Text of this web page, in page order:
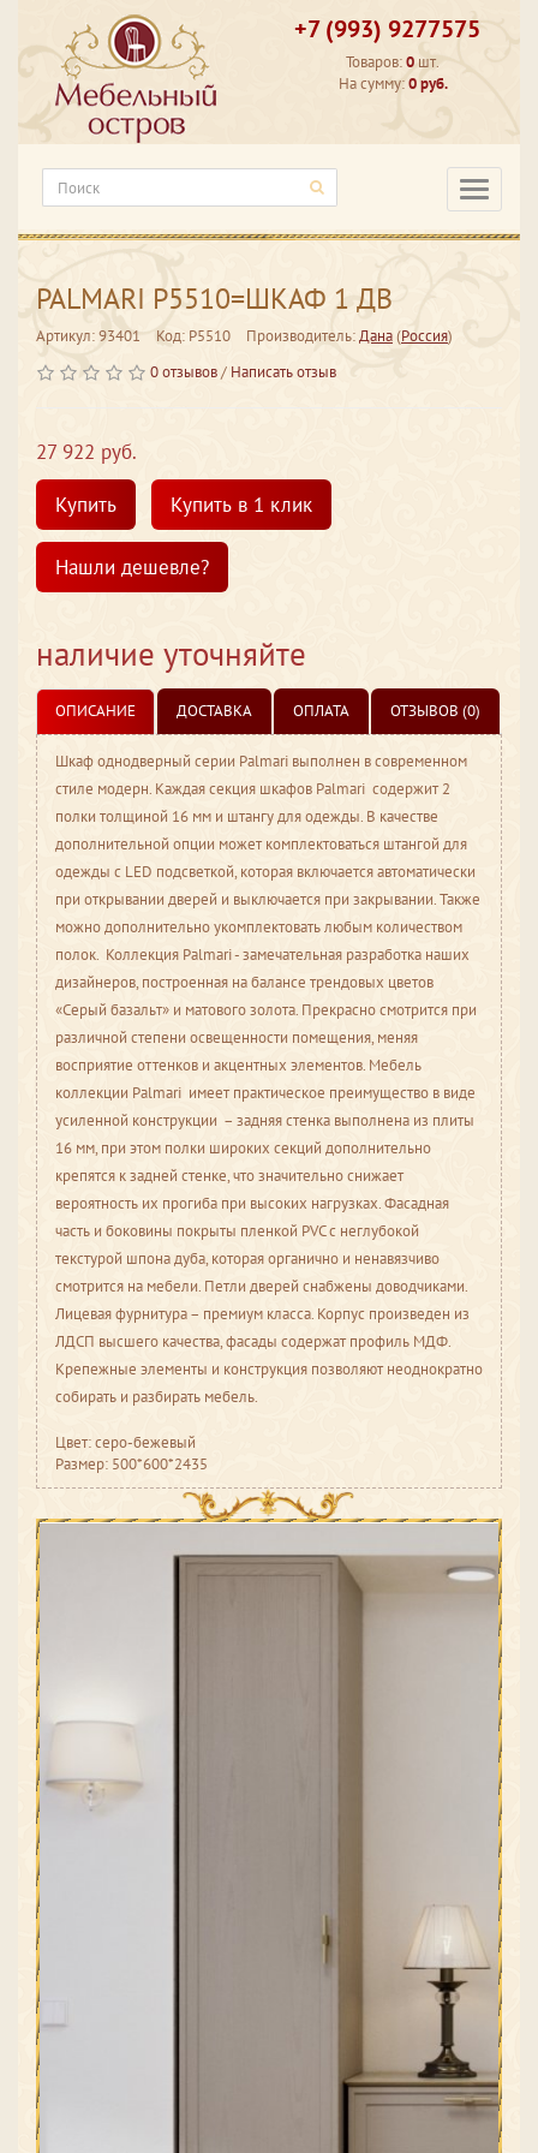
+7 (993) 9277575
Товаров:0 шт.
На сумму:0 руб.
PALMARI P5510=ШКАФ 1 ДВ
Артикул: 93401 Код: P5510 Производитель:Дана(Россия)
0 отзывов/ Написать отзыв
27 922 руб.
Купить
Купить в 1 клик
Нашли дешевле?
наличие уточняйте
ОПИСАНИЕ ДОСТАВКА ОПЛАТА ОТЗЫВОВ (0)
Шкаф однодверный серии Palmari выполнен в современном
стиле модерн. Каждая секция шкафов Palmari содержит 2
полки толщиной 16 мм и штангу для одежды. В качестве
дополнительной опции может комплектоваться штангой для
одежды с LED подсветкой, которая включается автоматически
при открывании дверей и выключается при закрывании. Также
можно дополнительно укомплектовать любым количеством
полок. Коллекция Palmari - замечательная разработка наших
дизайнеров, построенная на балансе трендовых цветов
«Серый базальт» и матового золота. Прекрасно смотрится при
различной степени освещенности помещения, меняя
восприятие оттенков и акцентных элементов. Мебель
коллекции Palmari имеет практическое преимущество в виде
усиленной конструкции – задняя стенка выполнена из плиты
16 мм, при этом полки широких секций дополнительно
крепятся к задней стенке, что значительно снижает
вероятность их прогиба при высоких нагрузках. Фасадная
часть и боковины покрыты пленкой PVC с неглубокой
текстурой шпона дуба, которая органично и ненавязчиво
смотрится на мебели. Петли дверей снабжены доводчиками.
Лицевая фурнитура – премиум класса. Корпус произведен из
ЛДСП высшего качества, фасады содержат профиль МДФ.
Крепежные элементы и конструкция позволяют неоднократно
собирать и разбирать мебель.
Цвет: серо-бежевый
Размер: 500*600*2435